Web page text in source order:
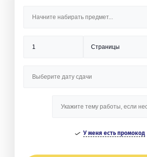
У меня есть промокод